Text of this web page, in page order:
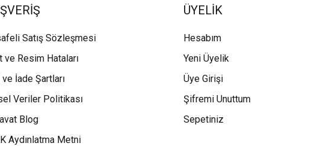
Satış Sözleşmesi
ve Resim Hataları
İade Şartları
Veriler Politikası
Blog
Aydınlatma Metni
ÜYELİK
Hesabım
Yeni Üyelik
Üye Girişi
Şifremi Unuttum
Sepetiniz